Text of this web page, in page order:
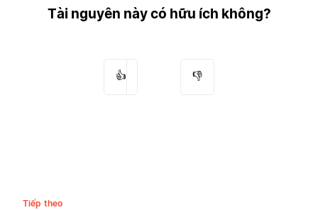
Tài nguyên này có hữu ích không?
👍 👎
Tiếp theo